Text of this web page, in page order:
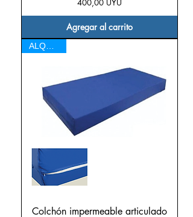
400,00 UYU
Agregar al carrito
Colchón impermeable articulado